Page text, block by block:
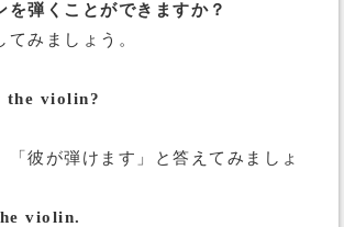
を弾くことができますか？
てみましょう。
the violin?
「彼が弾けます」と答えてみましょ
violin.